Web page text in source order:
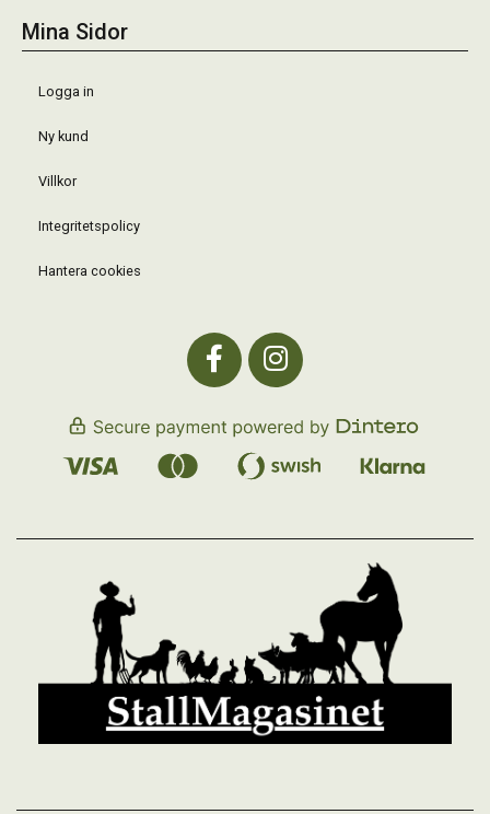
Mina Sidor
Logga in
Ny kund
Villkor
Integritetspolicy
Hantera cookies